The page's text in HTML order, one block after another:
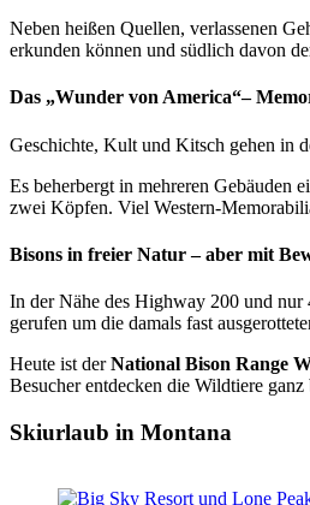
Neben heißen Quellen, verlassenen
erkunden können und südlich davon
Das „Wunder von America“–
Geschichte, Kult und Kitsch gehen in
Es beherbergt in mehreren Gebäuden
zwei Köpfen. Viel Western-
Bisons in freier Natur – aber mit
In der Nähe des Highway 200 und nur
gerufen um die damals fast
Heute ist derNational Bison Range
Besucher entdecken die Wildtiere
Skiurlaub in Montana